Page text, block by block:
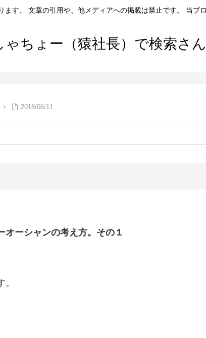
す。 文章の引用や、他メディアへの掲載は禁止です。 当ブ
ゃちょー（猿社長）で検索さ
2018/06/11
ーシャンの考え方。その１